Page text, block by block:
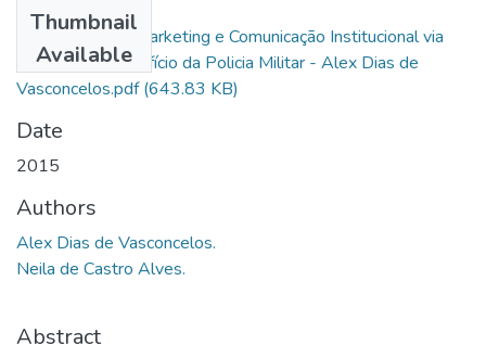
Thumbnail
Available
A Utilização do Marketing e Comunicação Institucional via
Internet em Benefício da Policia Militar - Alex Dias de
Vasconcelos.pdf(643.83 KB)
Date
2015
Authors
Alex Dias de Vasconcelos.
Neila de Castro Alves.
Abstract